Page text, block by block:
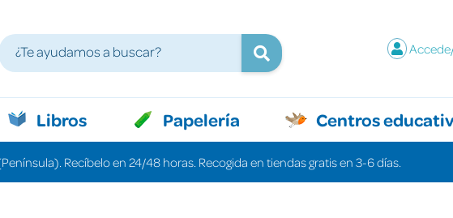
Libros Papelería Centros
Recíbelo en 24/48 horas. Recogida en tiendas gratis en 3-6 días.